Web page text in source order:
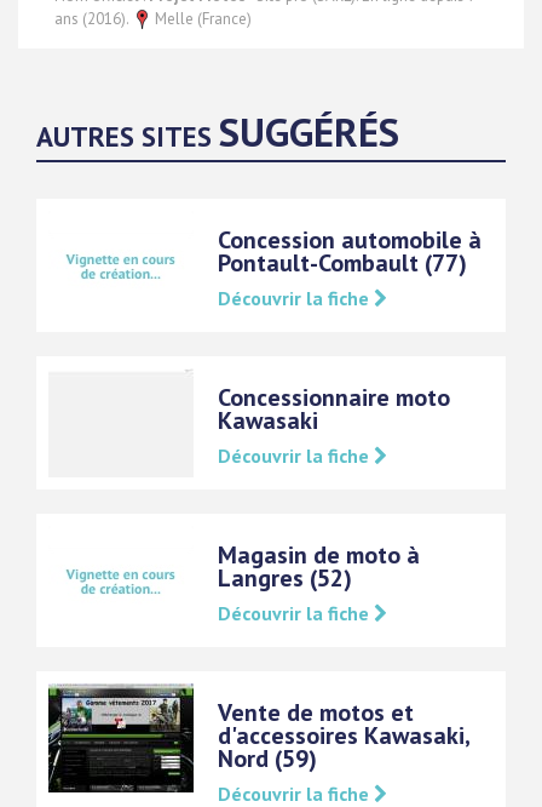
ans (2016).
Melle (France)
AUTRES SITES SUGGÉRÉS
Concession automobile à
Pontault-Combault (77)
Découvrir la fiche
Concessionnaire moto
Kawasaki
Découvrir la fiche
Magasin de moto à
Langres (52)
Découvrir la fiche
Vente de motos et
d'accessoires Kawasaki,
Nord (59)
Découvrir la fiche